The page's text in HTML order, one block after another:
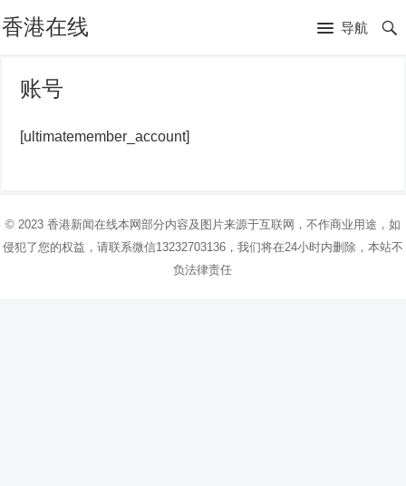
香港在线 导航
账号
[ultimatemember_account]
© 2023 香港新闻在线本网部分内容及图片来源于互联网，不作商业用途，如
侵犯了您的权益，请联系微信13232703136，我们将在24小时内删除，本站不
负法律责任